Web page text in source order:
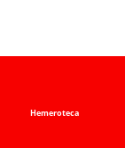
Hemeroteca